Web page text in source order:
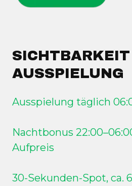
AUSSPIELUNG
Ausspielung täglich
Nachtbonus
Aufpreis
30-Sekunden-Spot, ca. 6